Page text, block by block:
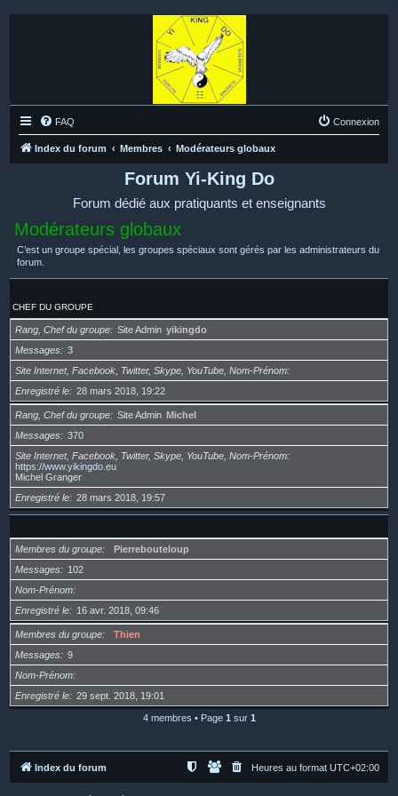
FAQ Connexion
Index du forum Membres Modérateurs globaux
Forum Yi-King Do
Forum dédié aux pratiquants et enseignants
Modérateurs globaux
C’est un groupe spécial, les groupes spéciaux sont gérés par les administrateurs du
forum.
CHEF DU GROUPE
Rang, Chef du groupe Site Admin yikingdo
Messages
3
Site Internet, Facebook, Twitter, Skype, YouTube, Nom-Prénom
Enregistré le
28 mars 2018, 19:22
Rang, Chef du groupe Site Admin Michel
Messages
370
Site Internet, Facebook, Twitter, Skype, YouTube, Nom-Prénom
https://www.yikingdo.eu
Michel Granger
Enregistré le
28 mars 2018, 19:57
Membres du groupe
Pierrebouteloup
Messages
102
Nom-Prénom
Enregistré le
16 avr. 2018, 09:46
Membres du groupe
Thien
Messages
9
Nom-Prénom
Enregistré le
29 sept. 2018, 19:01
4 membres • Page 1 sur 1
Index du forum Heures au format UTC+02:00